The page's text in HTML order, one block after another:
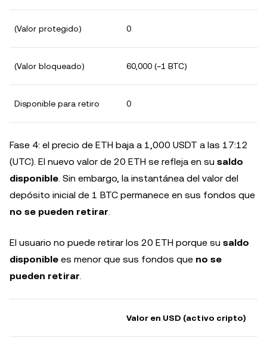
(Valor protegido) 0
(Valor bloqueado) 60,000 (~1 BTC)
Disponible para retiro 0
Fase 4: el precio de ETH baja a 1,000 USDT a las 17:12
(UTC). El nuevo valor de 20 ETH se refleja en su saldo
disponible. Sin embargo, la instantánea del valor del
depósito inicial de 1 BTC permanece en sus fondos que
no se pueden retirar.
El usuario no puede retirar los 20 ETH porque su saldo
disponible es menor que sus fondos que no se
pueden retirar.
Valor en USD (activo cripto)